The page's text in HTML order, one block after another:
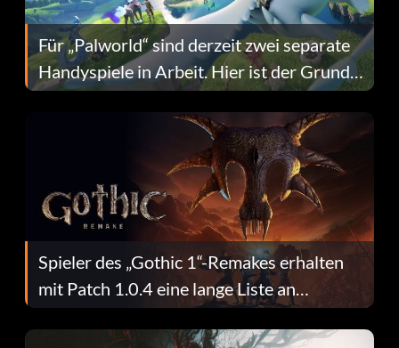
Für „Palworld“ sind derzeit zwei separate
Handyspiele in Arbeit. Hier ist der Grund
dafür.
Spieler des „Gothic 1“-Remakes erhalten
mit Patch 1.0.4 eine lange Liste an
Fehlerbehebungen